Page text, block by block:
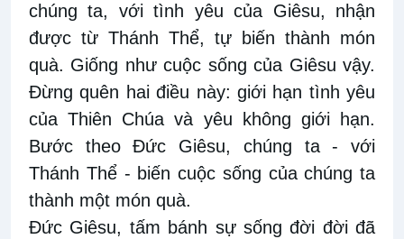
chúng ta, với tình yêu của Giêsu, nhận
được từ Thánh Thể, tự biến thành món
quà. Giống như cuộc sống của Giêsu vậy.
Đừng quên hai điều này: giới hạn tình yêu
của Thiên Chúa và yêu không giới hạn.
Bước theo Đức Giêsu, chúng ta - với
Thánh Thể - biến cuộc sống của chúng ta
thành một món quà.
Đức Giêsu, tấm bánh sự sống đời đời đã